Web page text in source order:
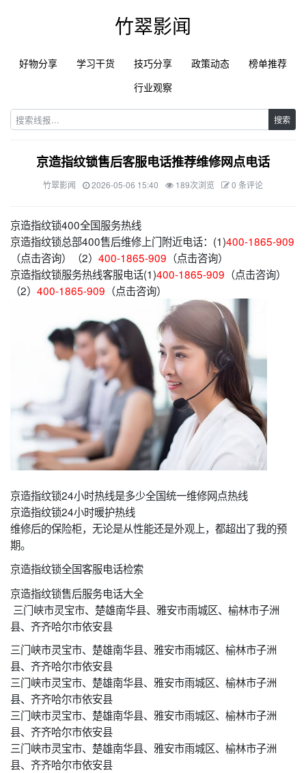
竹翠影闻
好物分享 学习干货 技巧分享 政策动态
榜单推荐
行业观察
搜索
京造指纹锁售后客服电话推荐维修网点电话
竹翠影闻 2026-05-06 15:40 189次浏览 0 条评论
京造指纹锁400全国服务热线
京造指纹锁总部400售后维修上门附近电话：(1)400-1865-909
（点击咨询）（2） 400-1865-909 （点击咨询）
京造指纹锁服务热线客服电话(1)400-1865-909 （点击咨询）
（2） 400-1865-909 （点击咨询）
京造指纹锁24小时热线是多少全国统一维修网点热线
京造指纹锁24小时暖护热线
维修后的保险柜，无论是从性能还是外观上，都超出了我的预
期。
京造指纹锁全国客服电话检索
京造指纹锁售后服务电话大全
三门峡市灵宝市、楚雄南华县、雅安市雨城区、榆林市子洲
县、齐齐哈尔市依安县
三门峡市灵宝市、楚雄南华县、雅安市雨城区、榆林市子洲
县、齐齐哈尔市依安县
三门峡市灵宝市、楚雄南华县、雅安市雨城区、榆林市子洲
县、齐齐哈尔市依安县
三门峡市灵宝市、楚雄南华县、雅安市雨城区、榆林市子洲
县、齐齐哈尔市依安县
三门峡市灵宝市、楚雄南华县、雅安市雨城区、榆林市子洲
县、齐齐哈尔市依安县